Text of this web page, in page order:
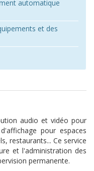
automatique
et des
audio et vidéo pour
pour espaces
restaurants... Ce service
et l'administration des
permanente.